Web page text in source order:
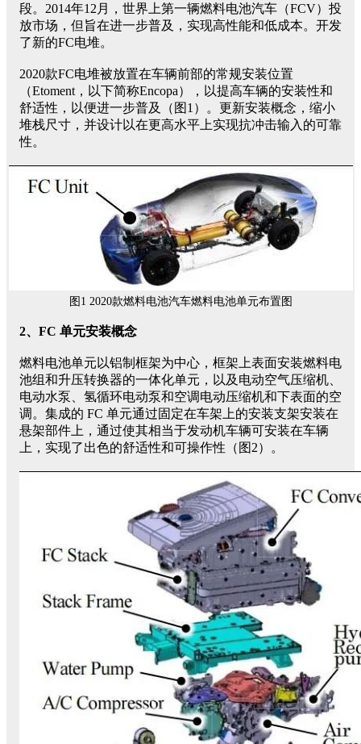
段。2014年12月，世界上第一辆燃料电池汽车（FCV）投
放市场，但旨在进一步普及，实现高性能和低成本。开发
了新的FC电堆。
2020款FC电堆被放置在车辆前部的常规安装位置
（Etoment，以下简称Encopa），以提高车辆的安装性和
舒适性，以便进一步普及（图1）。更新安装概念，缩小
堆栈尺寸，并设计以在更高水平上实现抗冲击输入的可靠
性。
图1 2020款燃料电池汽车燃料电池单元布置图
2、FC 单元安装概念
燃料电池单元以铝制框架为中心，框架上表面安装燃料电
池组和升压转换器的一体化单元，以及电动空气压缩机、
电动水泵、氢循环电动泵和空调电动压缩机和下表面的空
调。集成的 FC 单元通过固定在车架上的安装支架安装在
悬架部件上，通过使其相当于发动机车辆可安装在车辆
上，实现了出色的舒适性和可操作性（图2）。